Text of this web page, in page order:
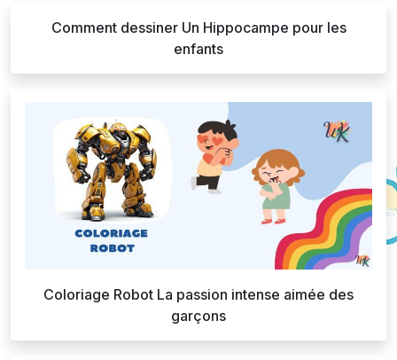
Comment dessiner Un Hippocampe pour les
enfants
Coloriage Robot La passion intense aimée des
garçons